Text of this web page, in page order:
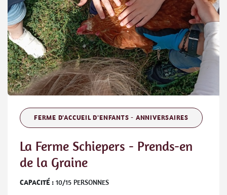
FERME D'ACCUEIL D'ENFANTS - ANNIVERSAIRES
La Ferme Schiepers - Prends-en
de la Graine
CAPACITÉ : 10/15 PERSONNES